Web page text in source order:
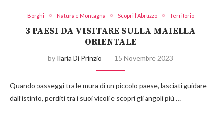
Borghi Natura e Montagna Scopri l'Abruzzo Territorio
3 PAESI DA VISITARE SULLA MAIELLA
ORIENTALE
by Ilaria Di Prinzio 15 Novembre 2023
Quando passeggi tra le mura di un piccolo paese, lasciati guidare
dall’istinto, perditi tra i suoi vicoli e scopri gli angoli più …